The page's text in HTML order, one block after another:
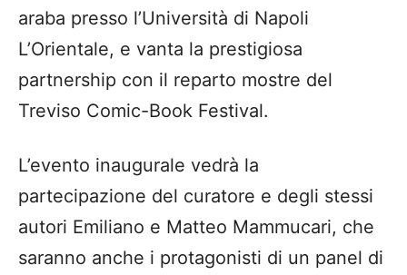
araba presso l’Università di Napoli
L’Orientale, e vanta la prestigiosa
partnership con il reparto mostre del
Treviso Comic-Book Festival.
L’evento inaugurale vedrà la
partecipazione del curatore e degli stessi
autori Emiliano e Matteo Mammucari, che
saranno anche i protagonisti di un panel di